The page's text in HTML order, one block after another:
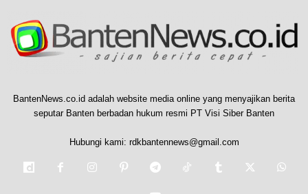
BantenNews.co.id adalah website media online yang menyajikan berita
seputar Banten berbadan hukum resmi PT Visi Siber Banten
Hubungi kami: rdkbantennews@gmail.com